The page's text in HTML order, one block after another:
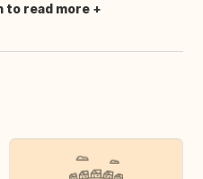
to read more